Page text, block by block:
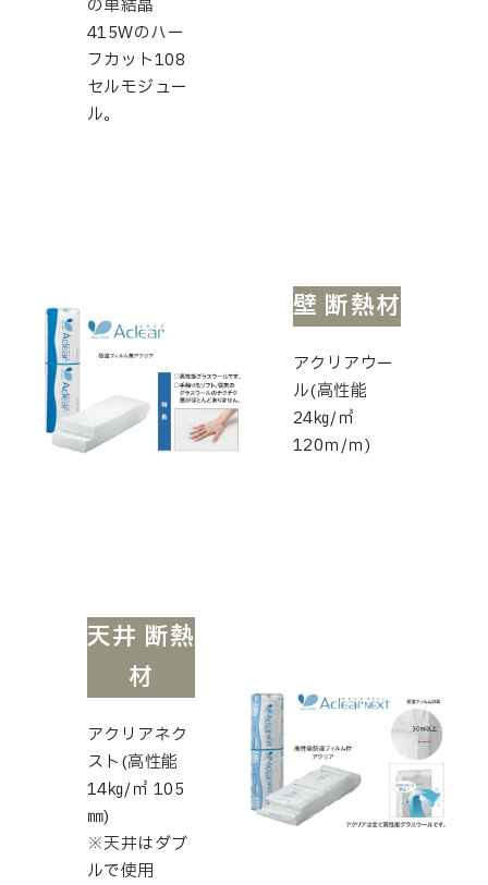
の単結晶
415Wのハー
フカット108
セルモジュー
ル。
壁 断熱材
アクリアウー
ル(高性能
24㎏/㎥
120ｍ/ｍ)
天井 断熱
材
アクリアネク
スト(高性能
14㎏/㎥ 105
㎜)
※天井はダブ
ルで使用